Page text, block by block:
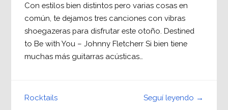
Con estilos bien distintos pero varias cosas en
común, te dejamos tres canciones con vibras
shoegazeras para disfrutar este otoño. Destined
to Be with You – Johnny Fletcherr Si bien tiene
muchas más guitarras acústicas…
Seguí leyendo →
Rocktails